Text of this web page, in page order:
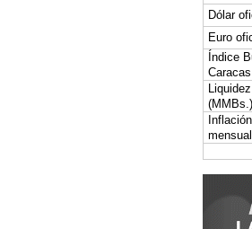
Dólar
Euro
Índice
(MMBs.)